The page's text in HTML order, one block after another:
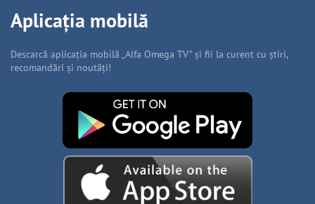
Aplicația mobilă
Descarcă aplicația mobilă „Alfa Omega TV” și fii la curent cu știri,
recomandări și noutăți!